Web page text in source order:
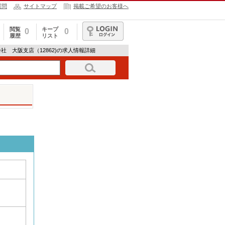
問 サイトマップ 掲載ご希望のお客様へ
閲覧
履歴
0
キープ
リスト
0
ログイン
大阪支店（12862)の求人情報詳細